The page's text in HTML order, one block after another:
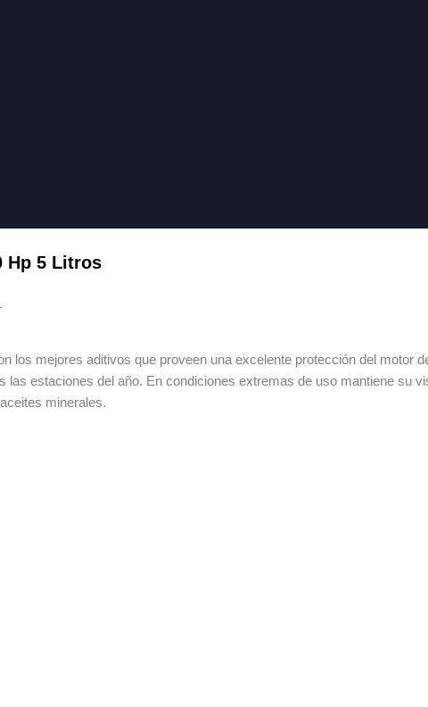
Hp 5 Litros
los mejores aditivos que proveen una excelente protección del motor
estaciones del año. En condiciones extremas de uso mantiene su
minerales.